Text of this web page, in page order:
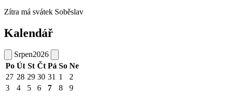
Zítra má svátek Soběslav
Kalendář
Srpen2026
Po Út St Čt Pá So Ne
27 28 29 30 31 1
2
3
4 5 6 7 8
9